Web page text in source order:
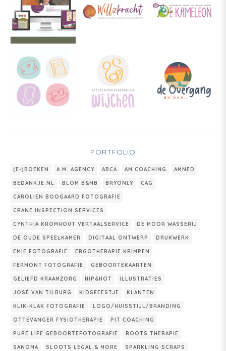
PORTFOLIO
(E-)BOEKEN A.M. AGENCY ABCA AM COACHING AMNED
BEDANKJE.NL BLOM B&MB BRYONLY CAG
CAROLIEN BOOGAARD FOTOGRAFIE
CRANE INSPECTION SERVICES
CYNTHIA KROMHOUT VERTAALSERVICE DE MOOR WASSERIJ
DE OUDE SPEELKAMER DIGITAAL ONTWERP DRUKWERK
EMIE FOTOGRAFIE ERGOTHERAPIE KRIMPEN
FERMONT FOTOGRAFIE GEBOORTEKAARTEN
GELIEFD KRAAMZORG HIP&HOT ILLUSTRATIES
JOSÉ VAN TILBURG KIDSFEESTJE KLANTEN
KLIK-KLAK FOTOGRAFIE LOGO/HUISSTIJL/BRANDING
OTTEVANGER FYSIOTHERAPIE PIT COACHING
PURE LIFE GEBOORTEFOTOGRAFIE ROOTS THERAPIE
SANOMA SLOOTS LEGAL & MORE SPARKLING SCRAPS